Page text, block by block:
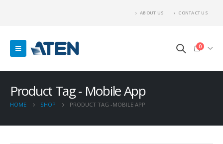
ABOUT US CONTACT US
0
Product Tag - Mobile App
HOME SHOP PRODUCT TAG -MOBILE APP